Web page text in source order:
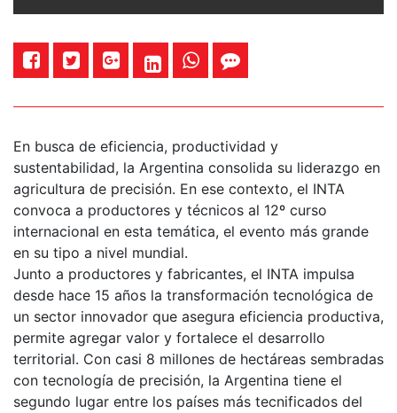
En busca de eficiencia, productividad y
sustentabilidad, la Argentina consolida su liderazgo en
agricultura de precisión. En ese contexto, el INTA
convoca a productores y técnicos al 12º curso
internacional en esta temática, el evento más grande
en su tipo a nivel mundial.
Junto a productores y fabricantes, el INTA impulsa
desde hace 15 años la transformación tecnológica de
un sector innovador que asegura eficiencia productiva,
permite agregar valor y fortalece el desarrollo
territorial. Con casi 8 millones de hectáreas sembradas
con tecnología de precisión, la Argentina tiene el
segundo lugar entre los países más tecnificados del